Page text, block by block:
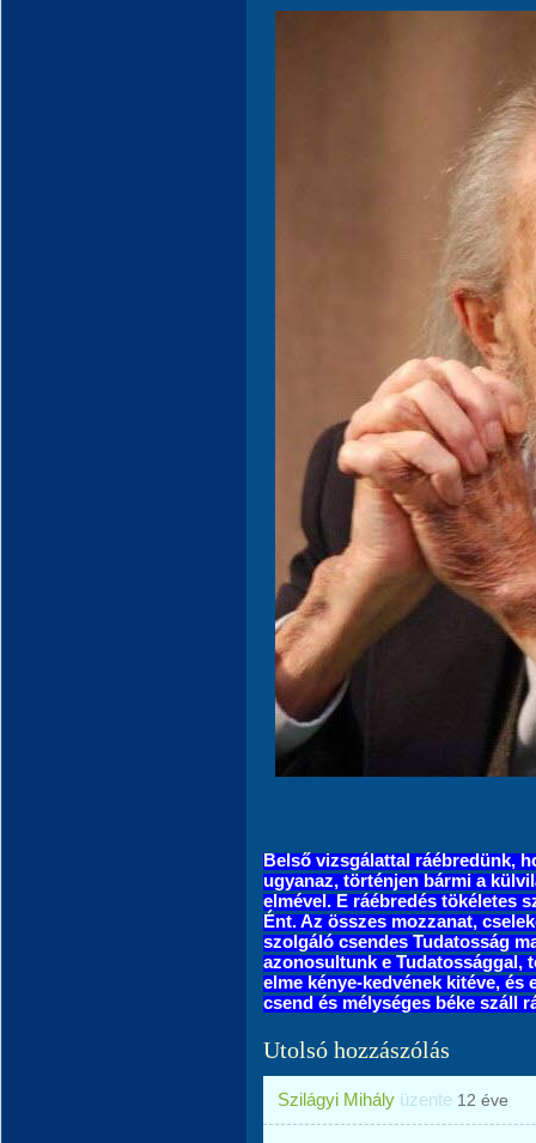
Belső vizsgálattal ráébredünk,
ugyanaz, történjen bármi a
elmével. E ráébredés tökéletes
Ént. Az összes mozzanat,
szolgáló csendes Tudatosság
azonosultunk e Tudatossággal,
elme kénye-kedvének kitéve, és
csend és mélységes béke száll
Utolsó hozzászólás
Szilágyi Mihály üzente 12 éve